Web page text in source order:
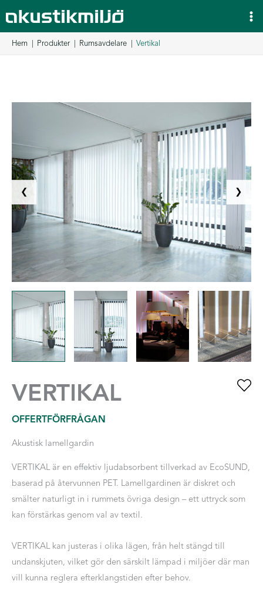
till
innehåll
Hem Produkter Rumsavdelare Vertikal
❮ ❯
VERTIKAL
OFFERTFÖRFRÅGAN
Akustisk lamellgardin
VERTIKAL är en effektiv ljudabsorbent tillverkad av EcoSUND,
baserad på återvunnen PET. Lamellgardinen är diskret och
smälter naturligt in i rummets övriga design – ett uttryck som
kan förstärkas genom val av textil.
VERTIKAL kan justeras i olika lägen, från helt stängd till
undanskjuten, vilket gör den särskilt lämpad i miljöer där man
vill kunna reglera efterklangstiden efter behov.